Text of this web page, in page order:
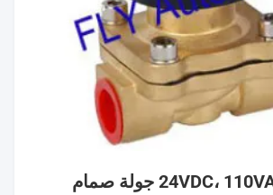
24VDC، 110VAC 2W160-15 جولة صمام